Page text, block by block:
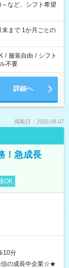
など、シフト希望
末まで 1か月ごとの
/ 服装自由 / シフト
不要
詳細へ
掲載日：2026.08.07
！急成長
OK
10分
信の成長中企業☆★